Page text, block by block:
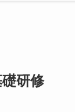
研修